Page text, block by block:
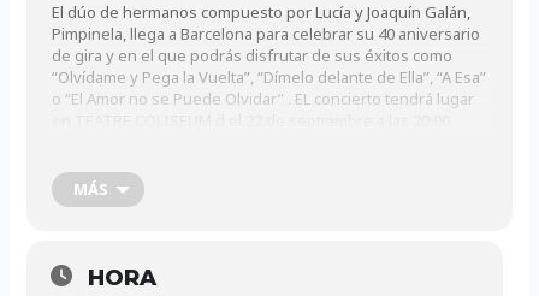
El dúo de hermanos compuesto por Lucía y Joaquín Galán,
Pimpinela, llega a Barcelona para celebrar su 40 aniversario
de gira y en el que podrás disfrutar de sus éxitos como
“Olvídame y Pega la Vuelta”, “Dímelo delante de Ella”, “A Esa”
o “El Amor no se Puede Olvidar” . EL concierto tendrá lugar
Un artista para toda la familia que trasciende generaciones,
MÁS
HORA